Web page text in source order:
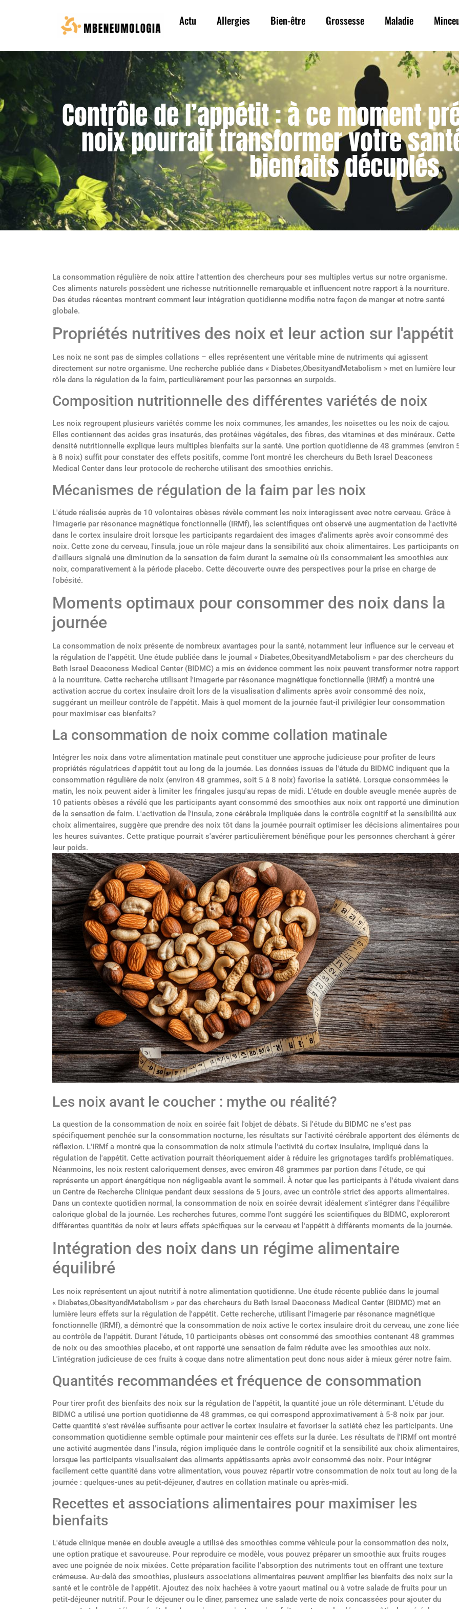
Actu Allergies Bien-être Grossesse Maladie
Contrôle de l’appétit : à ce moment
noix pourrait transformer votre
bienfaits décuplés
La consommation régulière de noix attire l'attention des chercheurs pour ses multiples vertus sur notre organisme.
Ces aliments naturels possèdent une richesse nutritionnelle remarquable et influencent notre rapport à la nourriture.
Des études récentes montrent comment leur intégration quotidienne modifie notre façon de manger et notre santé
globale.
Propriétés nutritives des noix et leur action sur l'appétit
Les noix ne sont pas de simples collations – elles représentent une véritable mine de nutriments qui agissent
directement sur notre organisme. Une recherche publiée dans « Diabetes,ObesityandMetabolism » met en lumière leur
rôle dans la régulation de la faim, particulièrement pour les personnes en surpoids.
Composition nutritionnelle des différentes variétés de noix
Les noix regroupent plusieurs variétés comme les noix communes, les amandes, les noisettes ou les noix de cajou.
Elles contiennent des acides gras insaturés, des protéines végétales, des fibres, des vitamines et des minéraux. Cette
densité nutritionnelle explique leurs multiples bienfaits sur la santé. Une portion quotidienne de 48 grammes (environ
à 8 noix) suffit pour constater des effets positifs, comme l'ont montré les chercheurs du Beth Israel Deaconess
Medical Center dans leur protocole de recherche utilisant des smoothies enrichis.
Mécanismes de régulation de la faim par les noix
L'étude réalisée auprès de 10 volontaires obèses révèle comment les noix interagissent avec notre cerveau. Grâce à
l'imagerie par résonance magnétique fonctionnelle (IRMf), les scientifiques ont observé une augmentation de l'activité
dans le cortex insulaire droit lorsque les participants regardaient des images d'aliments après avoir consommé des
noix. Cette zone du cerveau, l'insula, joue un rôle majeur dans la sensibilité aux choix alimentaires. Les participants
d'ailleurs signalé une diminution de la sensation de faim durant la semaine où ils consommaient les smoothies aux
noix, comparativement à la période placebo. Cette découverte ouvre des perspectives pour la prise en charge de
l'obésité.
Moments optimaux pour consommer des noix dans la
journée
La consommation de noix présente de nombreux avantages pour la santé, notamment leur influence sur le cerveau et
la régulation de l'appétit. Une étude publiée dans le journal « Diabetes,ObesityandMetabolism » par des chercheurs du
Beth Israel Deaconess Medical Center (BIDMC) a mis en évidence comment les noix peuvent transformer notre rapport
à la nourriture. Cette recherche utilisant l'imagerie par résonance magnétique fonctionnelle (IRMf) a montré une
activation accrue du cortex insulaire droit lors de la visualisation d'aliments après avoir consommé des noix,
suggérant un meilleur contrôle de l'appétit. Mais à quel moment de la journée faut-il privilégier leur consommation
pour maximiser ces bienfaits?
La consommation de noix comme collation matinale
Intégrer les noix dans votre alimentation matinale peut constituer une approche judicieuse pour profiter de leurs
propriétés régulatrices d'appétit tout au long de la journée. Les données issues de l'étude du BIDMC indiquent que la
consommation régulière de noix (environ 48 grammes, soit 5 à 8 noix) favorise la satiété. Lorsque consommées le
matin, les noix peuvent aider à limiter les fringales jusqu'au repas de midi. L'étude en double aveugle menée auprès de
10 patients obèses a révélé que les participants ayant consommé des smoothies aux noix ont rapporté une diminution
de la sensation de faim. L'activation de l'insula, zone cérébrale impliquée dans le contrôle cognitif et la sensibilité aux
choix alimentaires, suggère que prendre des noix tôt dans la journée pourrait optimiser les décisions alimentaires
les heures suivantes. Cette pratique pourrait s'avérer particulièrement bénéfique pour les personnes cherchant à gérer
leur poids.
Les noix avant le coucher : mythe ou réalité?
La question de la consommation de noix en soirée fait l'objet de débats. Si l'étude du BIDMC ne s'est pas
spécifiquement penchée sur la consommation nocturne, les résultats sur l'activité cérébrale apportent des éléments
réflexion. L'IRMf a montré que la consommation de noix stimule l'activité du cortex insulaire, impliqué dans la
régulation de l'appétit. Cette activation pourrait théoriquement aider à réduire les grignotages tardifs problématiques.
Néanmoins, les noix restent caloriquement denses, avec environ 48 grammes par portion dans l'étude, ce qui
représente un apport énergétique non négligeable avant le sommeil. À noter que les participants à l'étude vivaient dans
un Centre de Recherche Clinique pendant deux sessions de 5 jours, avec un contrôle strict des apports alimentaires.
Dans un contexte quotidien normal, la consommation de noix en soirée devrait idéalement s'intégrer dans l'équilibre
calorique global de la journée. Les recherches futures, comme l'ont suggéré les scientifiques du BIDMC, exploreront
différentes quantités de noix et leurs effets spécifiques sur le cerveau et l'appétit à différents moments de la journée.
Intégration des noix dans un régime alimentaire
équilibré
Les noix représentent un ajout nutritif à notre alimentation quotidienne. Une étude récente publiée dans le journal
« Diabetes,ObesityandMetabolism » par des chercheurs du Beth Israel Deaconess Medical Center (BIDMC) met en
lumière leurs effets sur la régulation de l'appétit. Cette recherche, utilisant l'imagerie par résonance magnétique
fonctionnelle (IRMf), a démontré que la consommation de noix active le cortex insulaire droit du cerveau, une zone liée
au contrôle de l'appétit. Durant l'étude, 10 participants obèses ont consommé des smoothies contenant 48 grammes
de noix ou des smoothies placebo, et ont rapporté une sensation de faim réduite avec les smoothies aux noix.
L'intégration judicieuse de ces fruits à coque dans notre alimentation peut donc nous aider à mieux gérer notre faim.
Quantités recommandées et fréquence de consommation
Pour tirer profit des bienfaits des noix sur la régulation de l'appétit, la quantité joue un rôle déterminant. L'étude du
BIDMC a utilisé une portion quotidienne de 48 grammes, ce qui correspond approximativement à 5-8 noix par jour.
Cette quantité s'est révélée suffisante pour activer le cortex insulaire et favoriser la satiété chez les participants. Une
consommation quotidienne semble optimale pour maintenir ces effets sur la durée. Les résultats de l'IRMf ont montré
une activité augmentée dans l'insula, région impliquée dans le contrôle cognitif et la sensibilité aux choix alimentaires,
lorsque les participants visualisaient des aliments appétissants après avoir consommé des noix. Pour intégrer
facilement cette quantité dans votre alimentation, vous pouvez répartir votre consommation de noix tout au long de la
journée : quelques-unes au petit-déjeuner, d'autres en collation matinale ou après-midi.
Recettes et associations alimentaires pour maximiser les
bienfaits
L'étude clinique menée en double aveugle a utilisé des smoothies comme véhicule pour la consommation des noix,
une option pratique et savoureuse. Pour reproduire ce modèle, vous pouvez préparer un smoothie aux fruits rouges
avec une poignée de noix mixées. Cette préparation facilite l'absorption des nutriments tout en offrant une texture
crémeuse. Au-delà des smoothies, plusieurs associations alimentaires peuvent amplifier les bienfaits des noix sur la
santé et le contrôle de l'appétit. Ajoutez des noix hachées à votre yaourt matinal ou à votre salade de fruits pour un
petit-déjeuner nutritif. Pour le déjeuner ou le dîner, parsemez une salade verte de noix concassées pour ajouter du